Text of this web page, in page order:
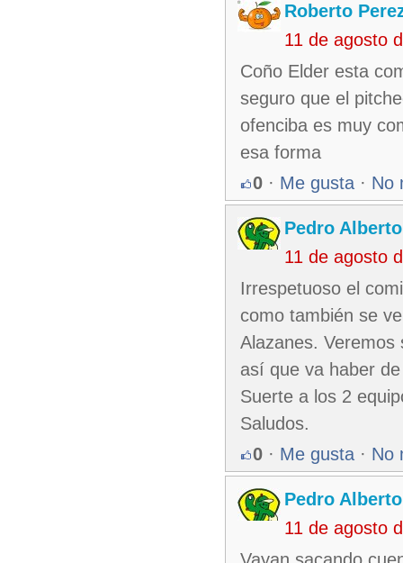
Roberto
11 de agosto
Coño Elder esta
seguro que el
ofenciba es muy
esa forma
0 · Me gusta · No
Pedro
11 de agosto
Irrespetuoso el
como también se
Alazanes. Veremos
así que va haber
Suerte a los 2
Saludos.
0 · Me gusta · No
Pedro
11 de agosto